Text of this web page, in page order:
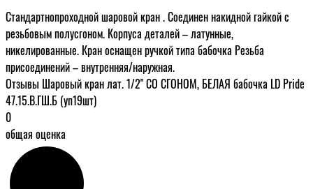
Стандартнопроходной шаровой кран . Соединен накидной гайкой с
резьбовым полусгоном. Корпуса деталей – латунные,
никелированные. Кран оснащен ручкой типа бабочка Резьба
присоединений – внутренняя/наружная.
Отзывы Шаровый кран лат. 1/2" СО СГОНОМ, БЕЛАЯ бабочка LD Pride
47.15.В.ГШ.Б (уп19шт)
0
общая оценка